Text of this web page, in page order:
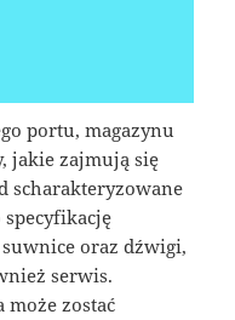
portu, magazynu
jakie zajmują się
scharakteryzowane
oraz dźwigi,
serwis.
zostać